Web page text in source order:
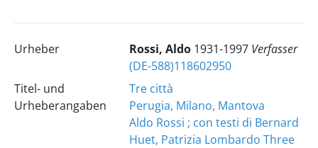
Urheber Rossi, Aldo 1931-1997 Verfasser
(DE-588)118602950
Titel- und
Urheberangaben
Tre città
Perugia, Milano, Mantova
Aldo Rossi ; con testi di Bernard
Huet, Patrizia Lombardo Three